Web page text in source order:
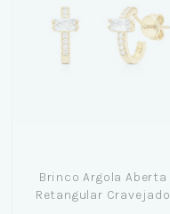
Brinco Argola Aberta
Retangular Cravejado